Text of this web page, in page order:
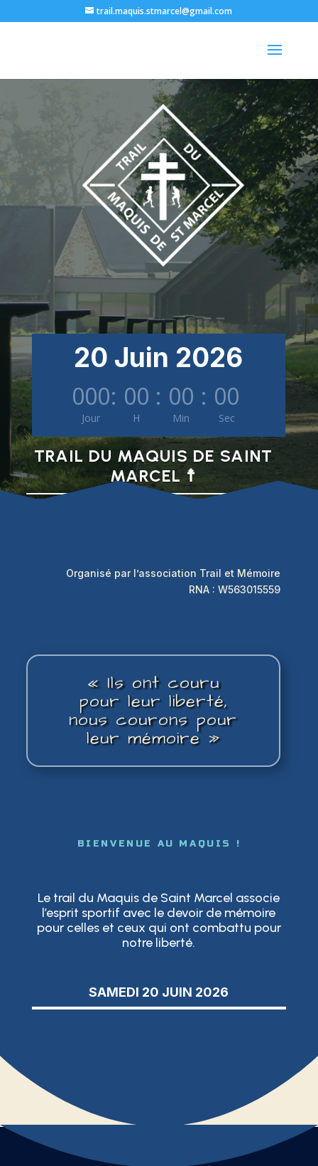
trail.maquis.stmarcel@gmail.com
20 Juin 2026
000
Jour
: 00
H
: 00
Min
: 00
Sec
TRAIL DU MAQUIS DE SAINT
MARCEL ☨
Organisé par l’association Trail et Mémoire
RNA : W563015559
«Ils ont couru
pour leur liberté,
nous courons pour
leur mémoire »
BIENVENUE AU MAQUIS !
Le trail du Maquis de Saint Marcel associe
l’esprit sportif avec le devoir de mémoire
pour celles et ceux qui ont combattu pour
notre liberté.
SAMEDI 20 JUIN 2026